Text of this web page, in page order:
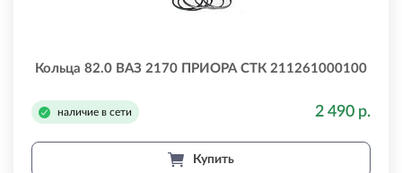
Кольца 82.0 ВАЗ 2170 ПРИОРА СТК 211261000100
наличие в сети 2 490 р.
Купить